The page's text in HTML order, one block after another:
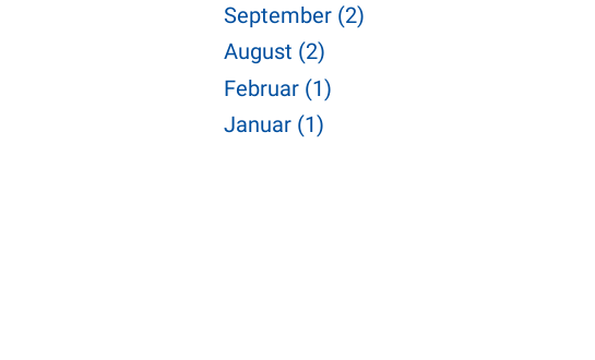
September (2)
August (2)
Februar (1)
Januar (1)